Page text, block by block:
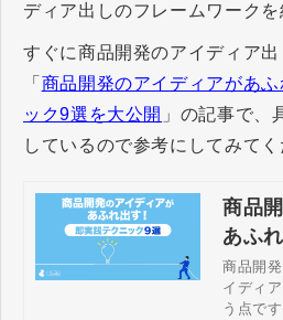
ディア出しのフレームワークを
すぐに商品開発のアイディア
「 商品開発のアイディアがあ
ック9選を大公開 」の記事で、
しているので参考にしてみてく
商品
あふ
ニッ
商品開
イディ
う点で